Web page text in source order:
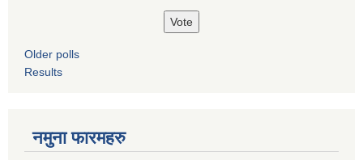
Older polls
Results
नमुना फारमहरु